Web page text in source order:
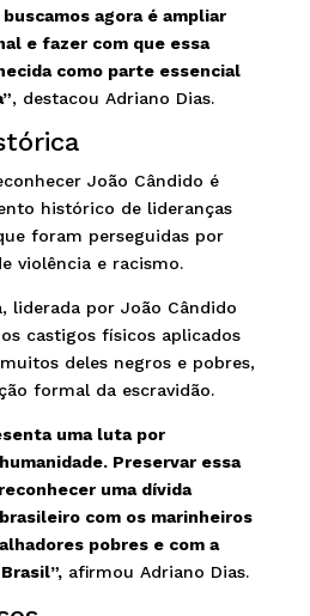
agora é ampliar
e fazer com que essa
como parte essencial
, destacou Adriano Dias.
João Cândido é
histórico de lideranças
foram perseguidas por
violência e racismo.
liderada por João Cândido
castigos físicos aplicados
deles negros e pobres,
formal da escravidão.
uma luta por
Preservar essa
uma dívida
com os marinheiros
pobres e com a
afirmou Adriano Dias.